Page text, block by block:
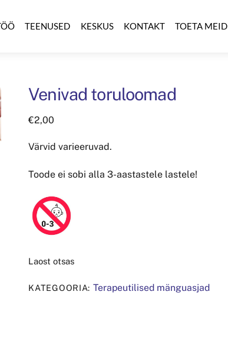
TEENUSED KESKUS KONTAKT TOETA MEID
Venivad toruloomad
€2,00
Värvid varieeruvad.
Toode ei sobi alla 3-aastastele lastele!
Laost otsas
KATEGOORIA: Terapeutilised mänguasjad